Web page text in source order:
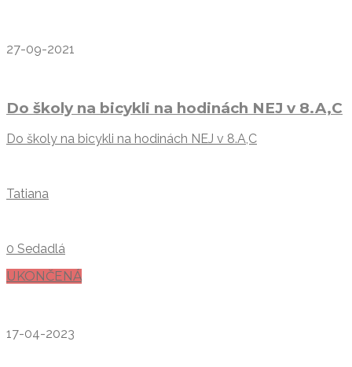
27-09-2021
Do školy na bicykli na hodinách NEJ v 8.A,C
Do školy na bicykli na hodinách NEJ v 8.A,C
Tatiana
0 Sedadlá
UKONČENÁ
17-04-2023